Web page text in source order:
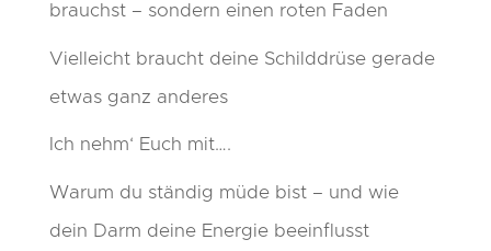
brauchst – sondern einen roten Faden
Vielleicht braucht deine Schilddrüse gerade
etwas ganz anderes
Ich nehm‘ Euch mit….
Warum du ständig müde bist – und wie
dein Darm deine Energie beeinflusst